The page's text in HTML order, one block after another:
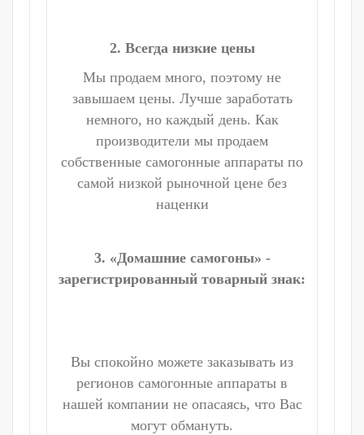
2. Всегда низкие цены
Мы продаем много, поэтому не
завышаем цены. Лучше заработать
немного, но каждый день. Как
производители мы продаем
собственные самогонные аппараты по
самой низкой рыночной цене без
наценки
3. «Домашние самогоны» -
зарегистрированный товарный знак:
Вы спокойно можете заказывать из
регионов самогонные аппараты в
нашей компании не опасаясь, что Вас
могут обмануть.